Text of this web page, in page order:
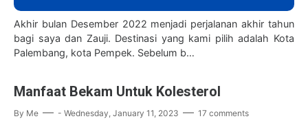
Akhir bulan Desember 2022 menjadi perjalanan akhir tahun
bagi saya dan Zauji. Destinasi yang kami pilih adalah Kota
Palembang, kota Pempek. Sebelum b…
Manfaat Bekam Untuk Kolesterol
By Me - Wednesday, January 11, 2023 17 comments